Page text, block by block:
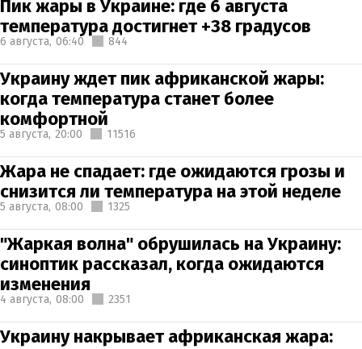
Пик жары в Украине: где 6 августа
температура достигнет +38 градусов
6 августа, 06:40 844
Украину ждет пик африканской жары:
когда температура станет более
комфортной
5 августа, 20:00 11516
Жара не спадает: где ожидаются грозы и
снизится ли температура на этой неделе
5 августа, 08:00 1325
"Жаркая волна" обрушилась на Украину:
синоптик рассказал, когда ожидаются
изменения
4 августа, 08:00 2351
Украину накрывает африканская жара: